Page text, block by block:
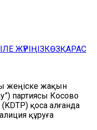
ЖҮРІҢІЗКӨЗҚАРАС
жеңіске жақын
партиясы Косово
қоса алғанда
құруға